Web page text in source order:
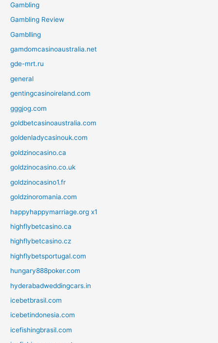
Gambling
Gambling Review
Gamblling
gamdomcasinoaustralia.net
gde-mrt.ru
general
gentingcasinoireland.com
gggjog.com
goldbetcasinoaustralia.com
goldenladycasinouk.com
goldzinocasino.ca
goldzinocasino.co.uk
goldzinocasino1.fr
goldzinoromania.com
happyhappymarriage.org x1
highflybetcasino.ca
highflybetcasino.cz
highflybetsportugal.com
hungary888poker.com
hyderabadweddingcars.in
icebetbrasil.com
icebetindonesia.com
icefishingbrasil.com